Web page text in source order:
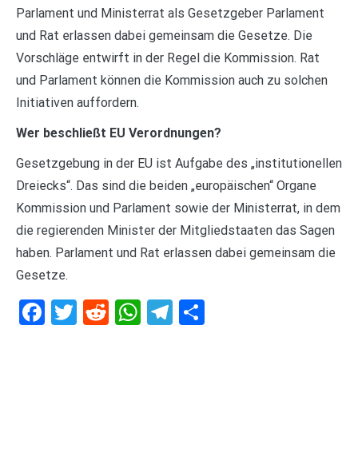
Parlament und Ministerrat als Gesetzgeber Parlament
und Rat erlassen dabei gemeinsam die Gesetze. Die
Vorschläge entwirft in der Regel die Kommission. Rat
und Parlament können die Kommission auch zu solchen
Initiativen auffordern.
Wer beschließt EU Verordnungen?
Gesetzgebung in der EU ist Aufgabe des „institutionellen
Dreiecks“. Das sind die beiden „europäischen“ Organe
Kommission und Parlament sowie der Ministerrat, in dem
die regierenden Minister der Mitgliedstaaten das Sagen
haben. Parlament und Rat erlassen dabei gemeinsam die
Gesetze.
Facebook
Twitter
RedditWhatsApp
Telegram